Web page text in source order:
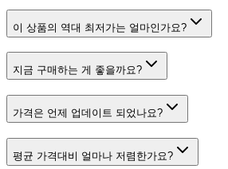
이 상품의 역대 최저가는 얼마인가요?
지금 구매하는 게 좋을까요?
가격은 언제 업데이트 되었나요?
평균 가격대비 얼마나 저렴한가요?